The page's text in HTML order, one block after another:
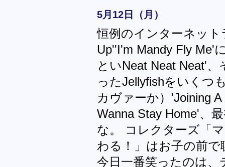
5月12日（月）
恒例のインターネット
Up''I'm Mandy Fly Me'
といNeat Neat Neat'
ったJellyfishをいくつ
カヴァーか）'Joining
Wanna Stay Home'、
な。 コレクターズ「
わる！」はお子の前
今日一番笑ったのは、